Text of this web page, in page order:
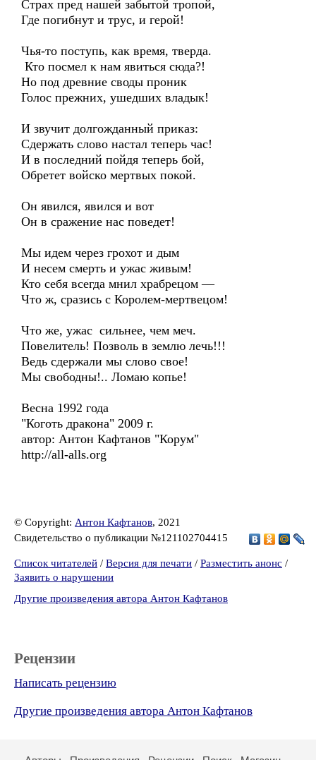
Страх пред нашей забытой тропой,
Где погибнут и трус, и герой!
Чья-то поступь, как время, тверда.
Кто посмел к нам явиться сюда?!
Но под древние своды проник
Голос прежних, ушедших владык!
И звучит долгожданный приказ:
Сдержать слово настал теперь час!
И в последний пойдя теперь бой,
Обретет войско мертвых покой.
Он явился, явился и вот
Он в сражение нас поведет!
Мы идем через грохот и дым
И несем смерть и ужас живым!
Кто себя всегда мнил храбрецом —
Что ж, сразись с Королем-мертвецом!
Что же, ужас сильнее, чем меч.
Повелитель! Позволь в землю лечь!!!
Ведь сдержали мы слово свое!
Мы свободны!.. Ломаю копье!
Весна 1992 года
"Коготь дракона" 2009 г.
автор: Антон Кафтанов "Корум"
http://all-alls.org
© Copyright: Антон Кафтанов, 2021
Свидетельство о публикации №121102704415
Список читателей / Версия для печати / Разместить анонс /
Заявить о нарушении
Другие произведения автора Антон Кафтанов
Рецензии
Написать рецензию
Другие произведения автора Антон Кафтанов